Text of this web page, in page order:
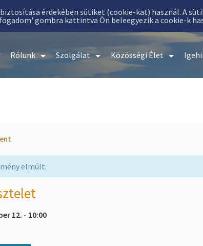
Rólunk Szolgálat Közösségi Élet
elmúlt.
12. - 10:00
érdekében sütiket (cookie-kat) használ. A
gombra kattintva Ön beleegyezik a cookie-k